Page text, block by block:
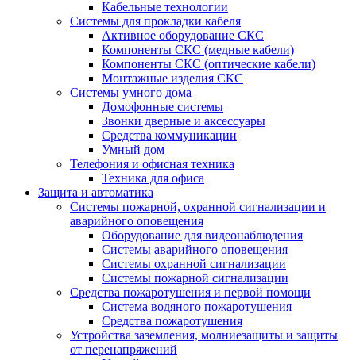
Кабельные технологии
Системы для прокладки кабеля
Активное оборудование СКС
Компоненты СКС (медные кабели)
Компоненты СКС (оптические кабели)
Монтажные изделия СКС
Системы умного дома
Домофонные системы
Звонки дверные и аксессуары
Средства коммуникации
Умный дом
Телефония и офисная техника
Техника для офиса
Защита и автоматика
Системы пожарной, охранной сигнализации и
аварийного оповещения
Оборудование для видеонаблюдения
Системы аварийного оповещения
Системы охранной сигнализации
Системы пожарной сигнализации
Средства пожаротушения и первой помощи
Система водяного пожаротушения
Средства пожаротушения
Устройства заземления, молниезащиты и защиты
от перенапряжений